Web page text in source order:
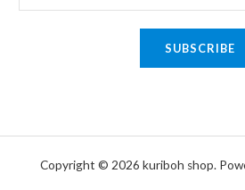
m
SUBSCRIBE
Copyright © 2026 kuriboh shop.